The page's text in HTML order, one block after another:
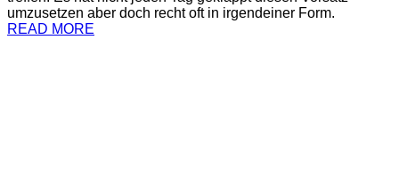
umzusetzen aber doch recht oft in irgendeiner Form.
READ MORE